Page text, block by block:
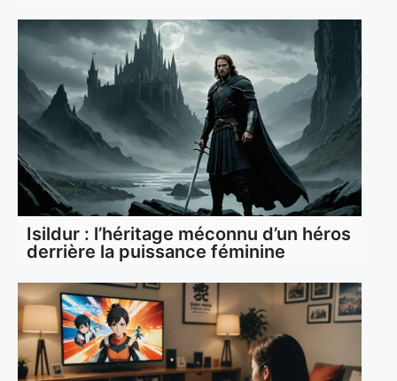
Isildur : l’héritage méconnu d’un héros
derrière la puissance féminine